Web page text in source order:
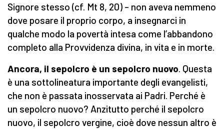
Signore stesso (cf. Mt 8, 20) – non aveva nemmeno
dove posare il proprio corpo, a insegnarci in
qualche modo la povertà intesa come l’abbandono
completo alla Provvidenza divina, in vita e in morte.
Ancora, il sepolcro è un sepolcro nuovo. Questa
è una sottolineatura importante degli evangelisti,
che non è passata inosservata ai Padri. Perché è
un sepolcro nuovo? Anzitutto perché il sepolcro
nuovo, il sepolcro vergine, cioè dove nessun altro è